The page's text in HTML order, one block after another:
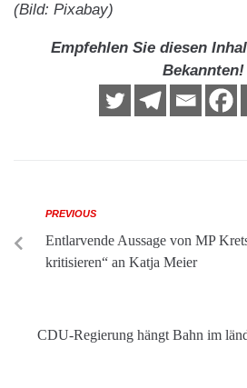
(Bild: Pixabay)
Empfehlen Sie diesen
Bekannten!
PREVIOUS
Entlarvende Aussage von MP
kritisieren“ an Katja Meier
CDU-Regierung hängt Bahn im